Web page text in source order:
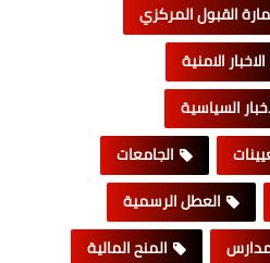
القبول المركزي
الاخبار الامنية
السياسية
الجامعات
العطل الرسمية
المنح المالية